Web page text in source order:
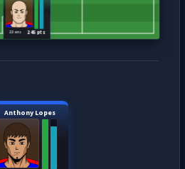
245 pts
23 ans
Anthony Lopes